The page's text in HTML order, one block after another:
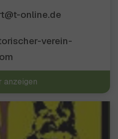
online.de
verein-
anzeigen